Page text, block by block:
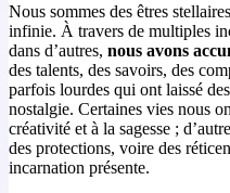
Nous sommes des êtres
infinie. À travers de multiples
dans d’autres, nous avons
des talents, des savoirs, des
parfois lourdes qui ont laissé
nostalgie. Certaines vies nous
créativité et à la sagesse ;
des protections, voire des
incarnation présente.